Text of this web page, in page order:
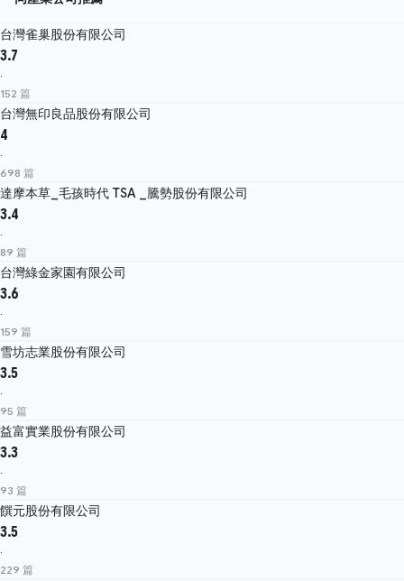
台灣雀巢股份有限公司
3.7
·
152 篇
台灣無印良品股份有限公司
4
·
698 篇
達摩本草_毛孩時代 TSA _騰勢股份有限公司
3.4
·
89 篇
台灣綠金家園有限公司
3.6
·
159 篇
雪坊志業股份有限公司
3.5
·
95 篇
益富實業股份有限公司
3.3
·
93 篇
饌元股份有限公司
3.5
·
229 篇